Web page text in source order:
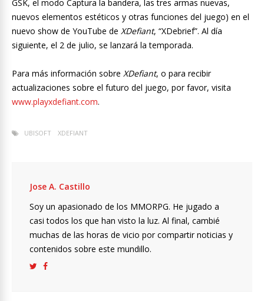
GSK, el modo Captura la bandera, las tres armas nuevas,
nuevos elementos estéticos y otras funciones del juego) en el
nuevo show de YouTube de XDefiant, “XDebrief”. Al día
siguiente, el 2 de julio, se lanzará la temporada.
Para más información sobre XDefiant, o para recibir
actualizaciones sobre el futuro del juego, por favor, visita
www.playxdefiant.com.
UBISOFT XDEFIANT
Jose A. Castillo
Soy un apasionado de los MMORPG. He jugado a
casi todos los que han visto la luz. Al final, cambié
muchas de las horas de vicio por compartir noticias y
contenidos sobre este mundillo.